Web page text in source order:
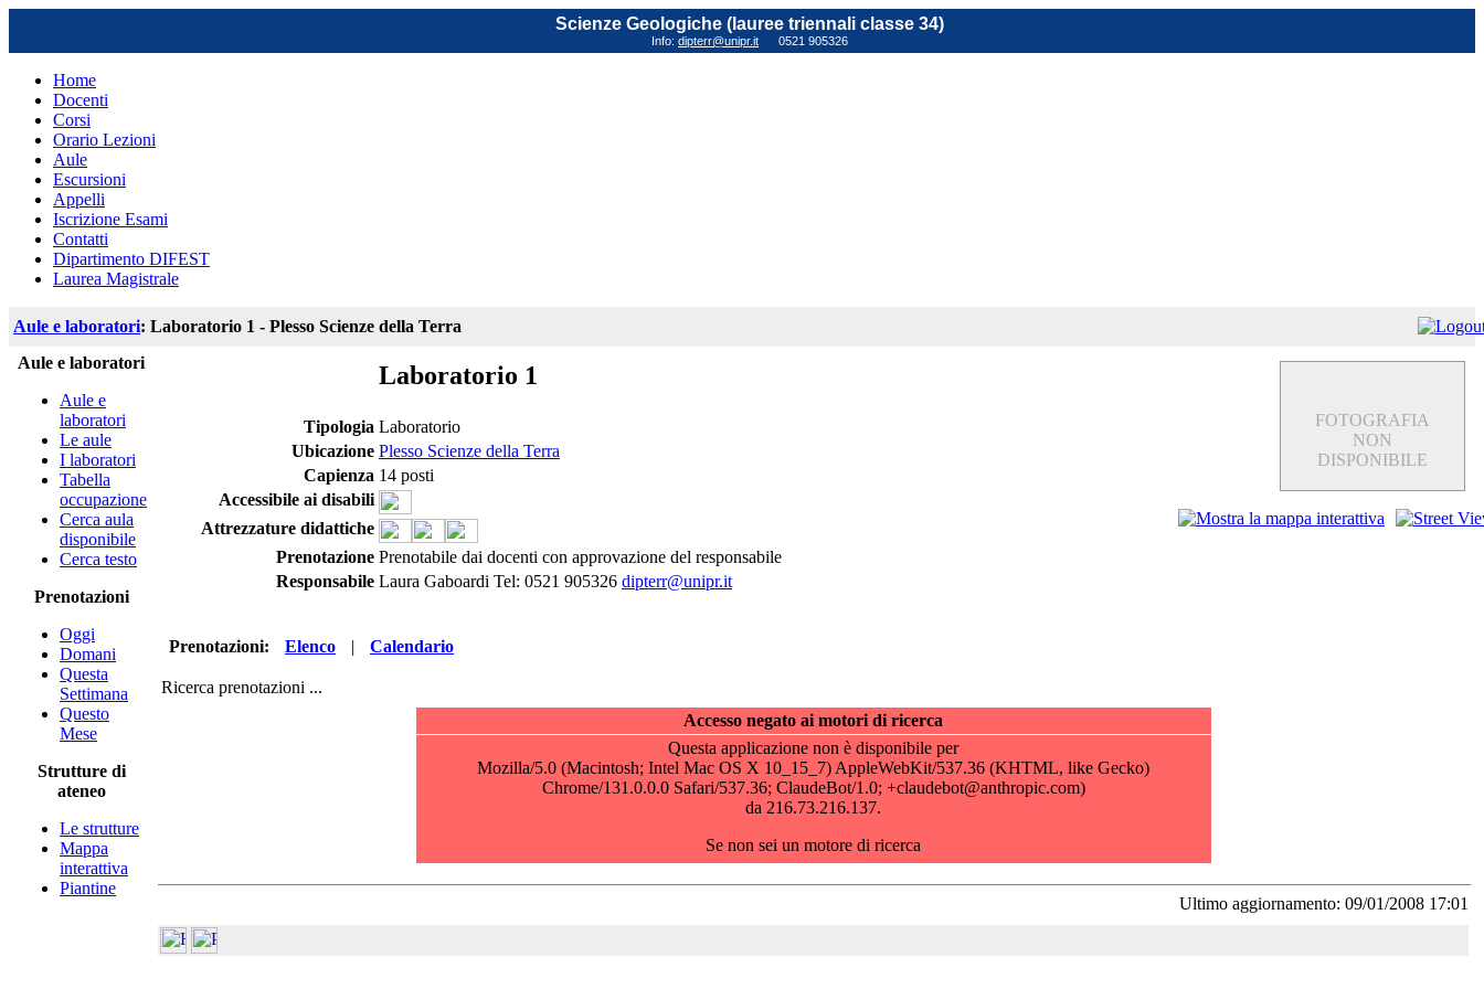
Scienze Geologiche (lauree triennali classe 34)
Info: dipterr@unipr.it 0521 905326
Home
Docenti
Corsi
Orario Lezioni
Aule
Escursioni
Appelli
Iscrizione Esami
Contatti
Dipartimento DIFEST
Laurea Magistrale
Aule e laboratori: Laboratorio 1 - Plesso Scienze della Terra
Aule e laboratori
Aule e
laboratori
Le aule
I laboratori
Tabella
occupazione
Cerca aula
disponibile
Cerca testo
Prenotazioni
Oggi
Domani
Questa
Settimana
Questo
Mese
Strutture di
ateneo
Le strutture
Mappa
interattiva
Piantine
Laboratorio 1
FOTOGRAFIA
NON
DISPONIBILE
Tipologia Laboratorio
Ubicazione Plesso Scienze della Terra
Capienza 14 posti
Accessibile ai disabili
Attrezzature didattiche
Prenotazione Prenotabile dai docenti con approvazione del responsabile
Responsabile Laura Gaboardi Tel: 0521 905326 dipterr@unipr.it
Prenotazioni: Elenco | Calendario
Ricerca prenotazioni ...
Ultimo aggiornamento: 09/01/2008 17:01